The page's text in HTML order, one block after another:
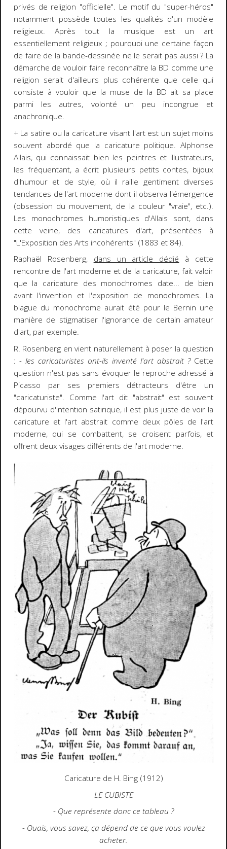
privés de religion "officielle". Le motif du "super-héros"
notamment possède toutes les qualités d'un modèle
religieux. Après tout la musique est un art
essentiellement religieux ; pourquoi une certaine façon
de faire de la bande-dessinée ne le serait pas aussi ? La
démarche de vouloir faire reconnaître la BD comme une
religion serait d'ailleurs plus cohérente que celle qui
consiste à vouloir que la muse de la BD ait sa place
parmi les autres, volonté un peu incongrue et
anachronique.
+ La satire ou la caricature visant l'art est un sujet moins
souvent abordé que la caricature politique. Alphonse
Allais, qui connaissait bien les peintres et illustrateurs,
les fréquentant, a écrit plusieurs petits contes, bijoux
d'humour et de style, où il raille gentiment diverses
tendances de l'art moderne dont il observa l'émergence
(obsession du mouvement, de la couleur "vraie", etc.).
Les monochromes humoristiques d'Allais sont, dans
cette veine, des caricatures d'art, présentées à
"L'Exposition des Arts incohérents" (1883 et 84).
Raphaël Rosenberg, dans un article dédié à cette
rencontre de l'art moderne et de la caricature, fait valoir
que la caricature des monochromes date... de bien
avant l'invention et l'exposition de monochromes. La
blague du monochrome aurait été pour le Bernin une
manière de stigmatiser l'ignorance de certain amateur
d'art, par exemple.
R. Rosenberg en vient naturellement à poser la question
: - les caricaturistes ont-ils inventé l'art abstrait ?Cette
question n'est pas sans évoquer le reproche adressé à
Picasso par ses premiers détracteurs d'être un
"caricaturiste". Comme l'art dit "abstrait" est souvent
dépourvu d'intention satirique, il est plus juste de voir la
caricature et l'art abstrait comme deux pôles de l'art
moderne, qui se combattent, se croisent parfois, et
offrent deux visages différents de l'art moderne.
Caricature de H. Bing (1912)
LE CUBISTE
- Que représente donc ce tableau ?
- Ouais, vous savez, ça dépend de ce que vous voulez
acheter.